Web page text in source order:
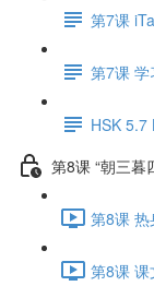
第7课
第7课
HSK 5.7
第8课 “朝三暮
第8课
第8课